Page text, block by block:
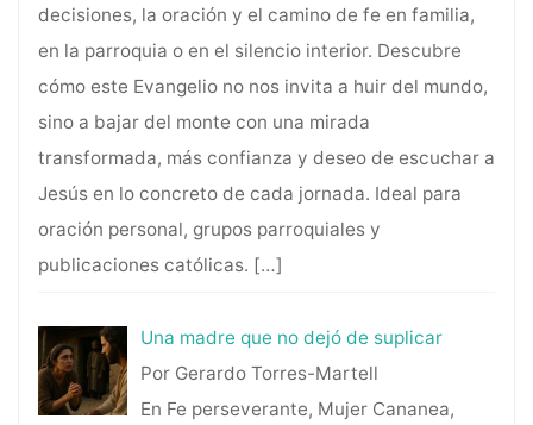
decisiones, la oración y el camino de fe en familia,
en la parroquia o en el silencio interior. Descubre
cómo este Evangelio no nos invita a huir del mundo,
sino a bajar del monte con una mirada
transformada, más confianza y deseo de escuchar a
Jesús en lo concreto de cada jornada. Ideal para
oración personal, grupos parroquiales y
publicaciones católicas. […]
Una madre que no dejó de suplicar
Por Gerardo Torres-Martell
En Fe perseverante, Mujer Cananea,